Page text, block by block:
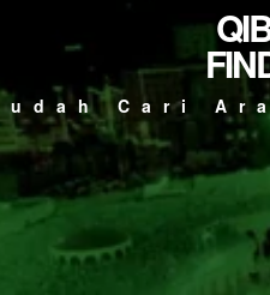
Cari